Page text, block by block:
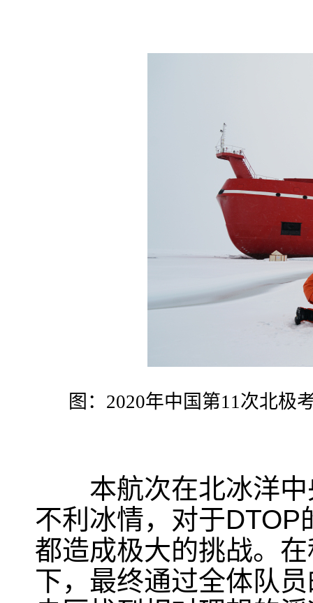
图： 2020年中国 第11 次北极
本航次在北冰洋中
不利冰情，对于DTOP
都造成极大的挑战。
下，最终通过全体队